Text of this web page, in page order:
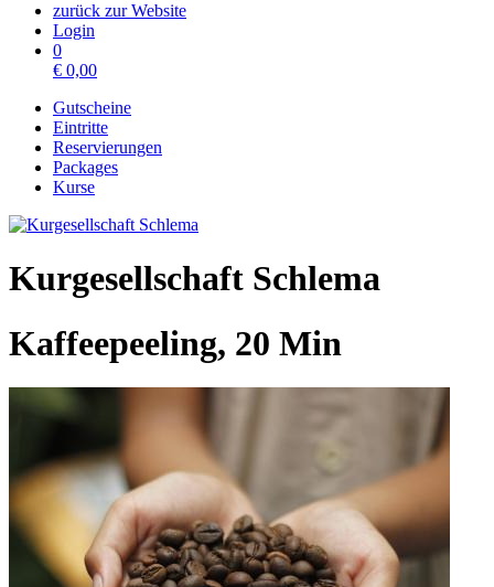
zurück zur Website
Login
0
€ 0,00
Gutscheine
Eintritte
Reservierungen
Packages
Kurse
Kurgesellschaft Schlema
Kaffeepeeling, 20 Min